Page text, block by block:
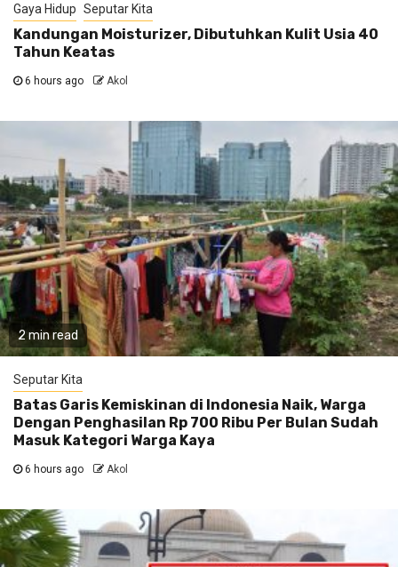
Gaya Hidup Seputar Kita
Kandungan Moisturizer, Dibutuhkan Kulit Usia 40
Tahun Keatas
6 hours ago Akol
2 min read
Seputar Kita
Batas Garis Kemiskinan di Indonesia Naik, Warga
Dengan Penghasilan Rp 700 Ribu Per Bulan Sudah
Masuk Kategori Warga Kaya
6 hours ago Akol